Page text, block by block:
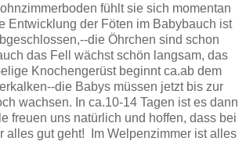
fühlt sie sich momentan
Entwicklung der Föten im Babybauch ist
die Öhrchen sind schon
das Fell wächst schön langsam, das
Knochengerüst beginnt ca.ab dem
die Babys müssen jetzt bis zur
wachsen. In ca.10-14 Tagen ist es dann
freuen uns natürlich und hoffen, dass bei
alles gut geht! Im Welpenzimmer ist alles